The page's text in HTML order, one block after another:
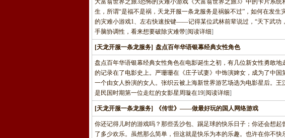
大富翁世界之旅3恐怖的灾难小游戏《大富翁世界之旅3》中的卡片系
生，所谓“是福不是祸，天龙开服一条龙服务是祸躲不过”，如何在发
的灾难小游戏1、左右快速按键——记得某位武林前辈说过，“天下武功
手脑协调性，看来想要破除灾难带[阅读详细]
[天龙开服一条龙服务] 盘点百年华语银幕经典女性角色
盘点百年华语银幕经典女性角色在电影诞生之初，有几位新女性勇敢
的记录在了电影史上。严珊珊在《庄子试妻》中饰演婢女，成为了中
一个由女人扮演的女人。张织云被上海新世界游艺场选为电影星后。
是民国时期第一位走红的女影星周璇在19[阅读详细]
[天龙开服一条龙服务] 《传世》——做最好玩的国人网络游戏
你还记得儿时的游戏吗？那些丢沙包、踢足球的快乐日子；你还会想
了多少欢乐。虽然那么简单，但这就是快乐为本的乐趣。也许在你不